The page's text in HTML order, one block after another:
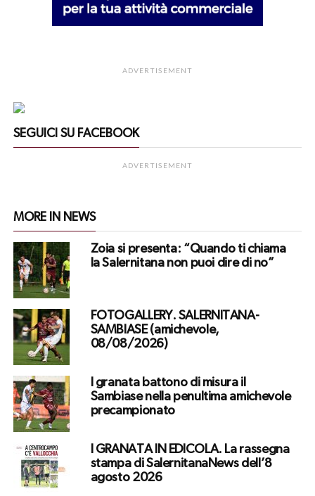
ADVERTISEMENT
SEGUICI SU FACEBOOK
ADVERTISEMENT
MORE IN NEWS
Zoia si presenta: “Quando ti chiama
la Salernitana non puoi dire di no”
FOTOGALLERY. SALERNITANA-
SAMBIASE (amichevole,
08/08/2026)
I granata battono di misura il
Sambiase nella penultima amichevole
precampionato
I GRANATA IN EDICOLA. La rassegna
stampa di SalernitanaNews dell’8
agosto 2026